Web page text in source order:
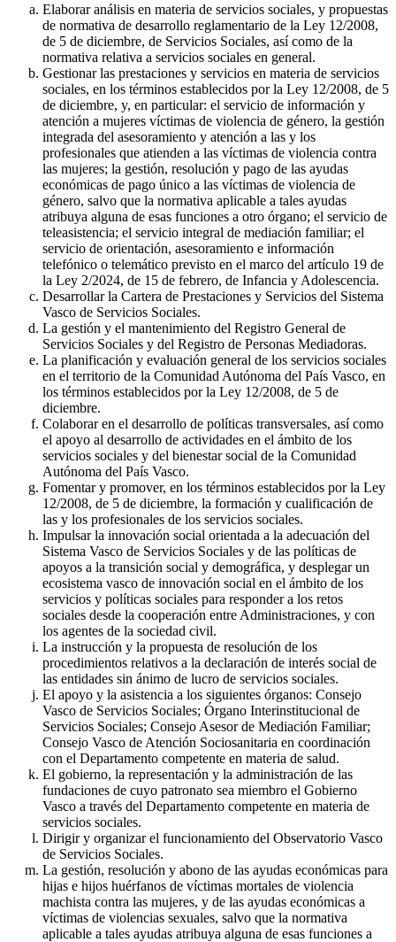
Elaborar análisis en materia de servicios sociales, y propuestas
de normativa de desarrollo reglamentario de la Ley 12/2008,
de 5 de diciembre, de Servicios Sociales, así como de la
normativa relativa a servicios sociales en general.
Gestionar las prestaciones y servicios en materia de servicios
sociales, en los términos establecidos por la Ley 12/2008, de 5
de diciembre, y, en particular: el servicio de información y
atención a mujeres víctimas de violencia de género, la gestión
integrada del asesoramiento y atención a las y los
profesionales que atienden a las víctimas de violencia contra
las mujeres; la gestión, resolución y pago de las ayudas
económicas de pago único a las víctimas de violencia de
género, salvo que la normativa aplicable a tales ayudas
atribuya alguna de esas funciones a otro órgano; el servicio de
teleasistencia; el servicio integral de mediación familiar; el
servicio de orientación, asesoramiento e información
telefónico o telemático previsto en el marco del artículo 19 de
la Ley 2/2024, de 15 de febrero, de Infancia y Adolescencia.
Desarrollar la Cartera de Prestaciones y Servicios del Sistema
Vasco de Servicios Sociales.
La gestión y el mantenimiento del Registro General de
Servicios Sociales y del Registro de Personas Mediadoras.
La planificación y evaluación general de los servicios sociales
en el territorio de la Comunidad Autónoma del País Vasco, en
los términos establecidos por la Ley 12/2008, de 5 de
diciembre.
Colaborar en el desarrollo de políticas transversales, así como
el apoyo al desarrollo de actividades en el ámbito de los
servicios sociales y del bienestar social de la Comunidad
Autónoma del País Vasco.
Fomentar y promover, en los términos establecidos por la Ley
12/2008, de 5 de diciembre, la formación y cualificación de
las y los profesionales de los servicios sociales.
Impulsar la innovación social orientada a la adecuación del
Sistema Vasco de Servicios Sociales y de las políticas de
apoyos a la transición social y demográfica, y desplegar un
ecosistema vasco de innovación social en el ámbito de los
servicios y políticas sociales para responder a los retos
sociales desde la cooperación entre Administraciones, y con
los agentes de la sociedad civil.
La instrucción y la propuesta de resolución de los
procedimientos relativos a la declaración de interés social de
las entidades sin ánimo de lucro de servicios sociales.
El apoyo y la asistencia a los siguientes órganos: Consejo
Vasco de Servicios Sociales; Órgano Interinstitucional de
Servicios Sociales; Consejo Asesor de Mediación Familiar;
Consejo Vasco de Atención Sociosanitaria en coordinación
con el Departamento competente en materia de salud.
El gobierno, la representación y la administración de las
fundaciones de cuyo patronato sea miembro el Gobierno
Vasco a través del Departamento competente en materia de
servicios sociales.
Dirigir y organizar el funcionamiento del Observatorio Vasco
de Servicios Sociales.
La gestión, resolución y abono de las ayudas económicas para
hijas e hijos huérfanos de víctimas mortales de violencia
machista contra las mujeres, y de las ayudas económicas a
víctimas de violencias sexuales, salvo que la normativa
aplicable a tales ayudas atribuya alguna de esas funciones a